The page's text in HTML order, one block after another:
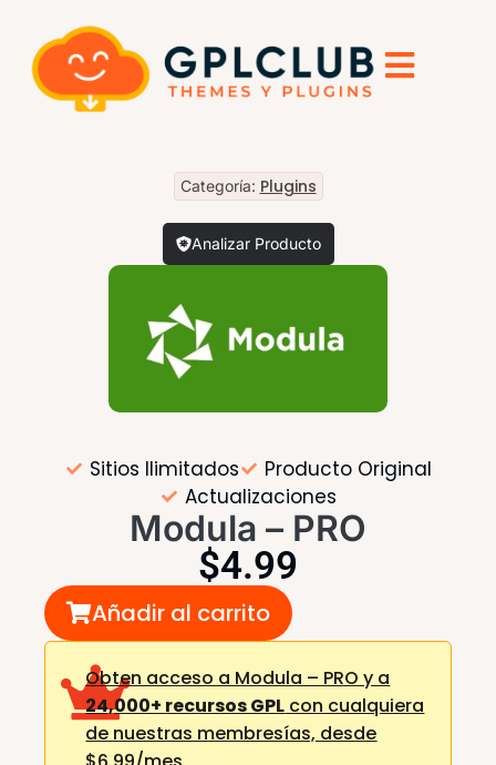
Categoría: Plugins
Analizar Producto
Sitios Ilimitados
Producto Original
Actualizaciones
Modula – PRO
$4.99
Añadir al carrito
Obten acceso a Modula – PRO y a
24,000+ recursos GPL con cualquiera
de nuestras membresías, desde